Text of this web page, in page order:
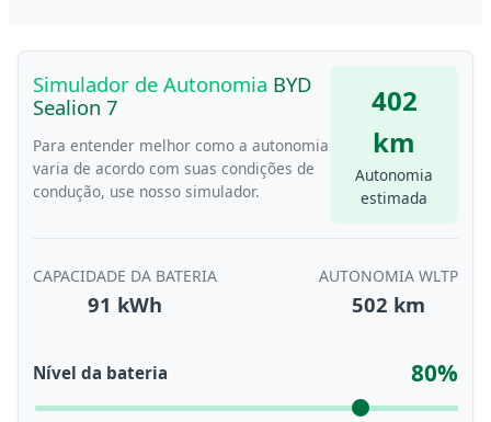
Simulador de Autonomia BYD
Sealion 7
Para entender melhor como a autonomia
varia de acordo com suas condições de
condução, use nosso simulador.
402
km
Autonomia
estimada
CAPACIDADE DA BATERIA
91 kWh
AUTONOMIA WLTP
502 km
Nível da bateria 80%